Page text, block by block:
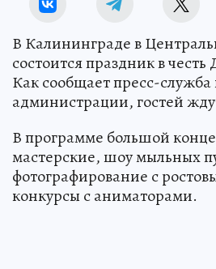
В Калининграде в
состоится праздник в
Как сообщает пресс-служба
администрации, гостей
В программе большой
мастерские, шоу мыльных
фотографирование с
конкурсы с аниматорами.